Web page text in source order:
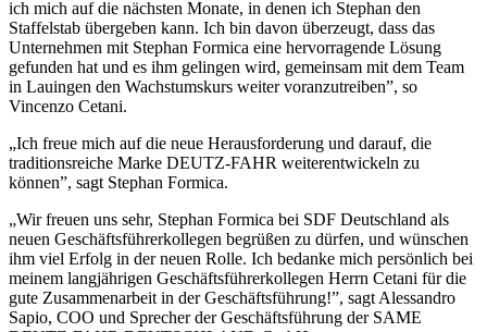
ich mich auf die nächsten Monate, in denen ich Stephan den
Staffelstab übergeben kann. Ich bin davon überzeugt, dass das
Unternehmen mit Stephan Formica eine hervorragende Lösung
gefunden hat und es ihm gelingen wird, gemeinsam mit dem Team
in Lauingen den Wachstumskurs weiter voranzutreiben”, so
Vincenzo Cetani.
„Ich freue mich auf die neue Herausforderung und darauf, die
traditionsreiche Marke DEUTZ-FAHR weiterentwickeln zu
können”, sagt Stephan Formica.
„Wir freuen uns sehr, Stephan Formica bei SDF Deutschland als
neuen Geschäftsführerkollegen begrüßen zu dürfen, und wünschen
ihm viel Erfolg in der neuen Rolle. Ich bedanke mich persönlich bei
meinem langjährigen Geschäftsführerkollegen Herrn Cetani für die
gute Zusammenarbeit in der Geschäftsführung!”, sagt Alessandro
Sapio, COO und Sprecher der Geschäftsführung der SAME